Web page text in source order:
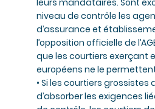
niveau de contrôle les
d’assurance et
l’opposition officielle de
que les courtiers exerçant
européens ne le
• Si les courtiers
d’absorber les exigences